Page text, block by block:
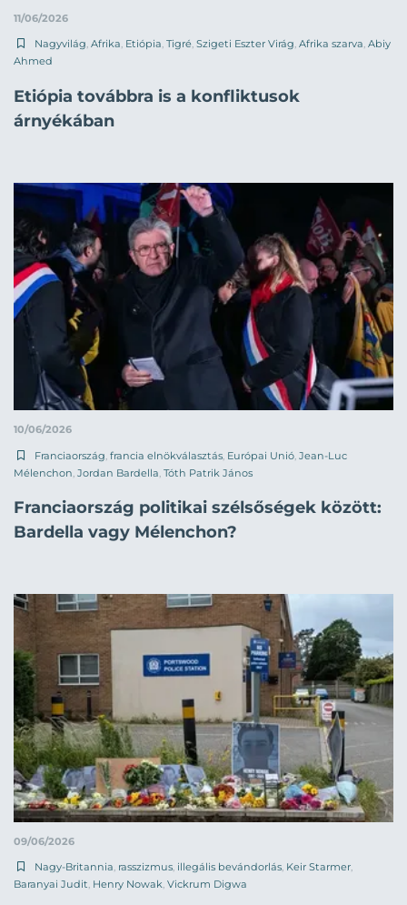
11/06/2026
Nagyvilág, Afrika, Etiópia, Tigré, Szigeti Eszter Virág, Afrika szarva, Abiy
Ahmed
Etiópia továbbra is a konfliktusok
árnyékában
10/06/2026
Franciaország francia elnökválasztás Európai Unió Jean-Luc
Mélenchon Jordan Bardella Tóth Patrik János
Franciaország politikai szélsőségek között:
Bardella vagy Mélenchon?
09/06/2026
Nagy-Britannia rasszizmus illegális bevándorlás Keir Starmer
Baranyai Judit Henry Nowak Vickrum Digwa